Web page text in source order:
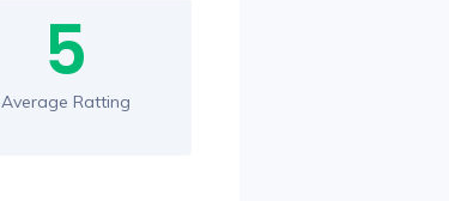
5
Average Ratting